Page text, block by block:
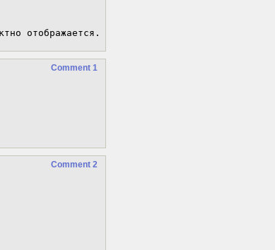
отображается.
Comment 1
Comment 2